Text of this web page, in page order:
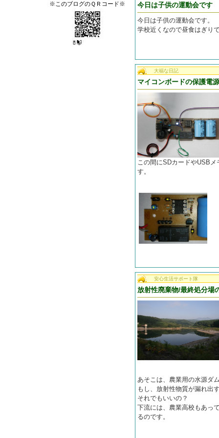
※このブログのＱＲコード※ 今日は子供の運動会です
今日は子供の運動会です。
学校近くなので昼食はぎり
大福な日記
マイコンボードの保護電源
この間にSDカードやUSB
す。
安心生活サポート隊
放射性廃棄物/最終処分場
あそこは、農業用の水源ダ
もし、放射性物質が漏れ出
それでもいいの？
下流には、農業高校もあっ
るのです。